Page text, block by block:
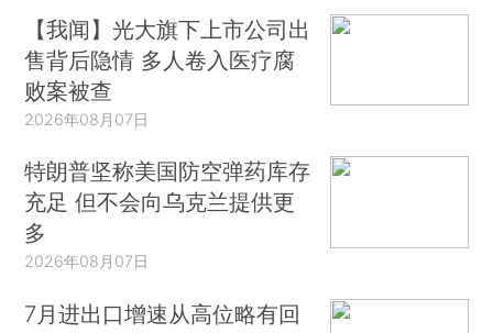
【我闻】光大旗下上市公司出
售背后隐情 多人卷入医疗腐
败案被查
2026年08月07日
特朗普坚称美国防空弹药库存
充足 但不会向乌克兰提供更
多
2026年08月07日
7月进出口增速从高位略有回